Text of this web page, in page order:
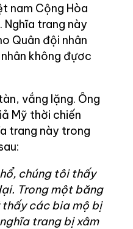
nam Cộng Hòa
Nghĩa trang này
Quân đội nhân
không đựơc
vắng lặng. Ông
Mỹ thời chiến
trang này trong
chúng tôi thấy
Trong một băng
thấy các bia mộ bị
trang bị xâm